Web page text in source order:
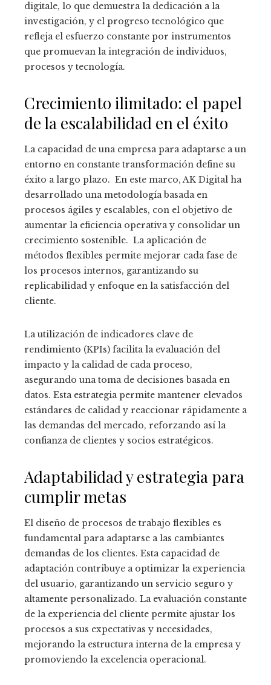
digitale, lo que demuestra la dedicación a la
investigación, y el progreso tecnológico que
refleja el esfuerzo constante por instrumentos
que promuevan la integración de individuos,
procesos y tecnología.
Crecimiento ilimitado: el papel
de la escalabilidad en el éxito
La capacidad de una empresa para adaptarse a un
entorno en constante transformación define su
éxito a largo plazo. En este marco, AK Digital ha
desarrollado una metodología basada en
procesos ágiles y escalables, con el objetivo de
aumentar la eficiencia operativa y consolidar un
crecimiento sostenible. La aplicación de
métodos flexibles permite mejorar cada fase de
los procesos internos, garantizando su
replicabilidad y enfoque en la satisfacción del
cliente.
La utilización de indicadores clave de
rendimiento (KPIs) facilita la evaluación del
impacto y la calidad de cada proceso,
asegurando una toma de decisiones basada en
datos. Esta estrategia permite mantener elevados
estándares de calidad y reaccionar rápidamente a
las demandas del mercado, reforzando así la
confianza de clientes y socios estratégicos.
Adaptabilidad y estrategia para
cumplir metas
El diseño de procesos de trabajo flexibles es
fundamental para adaptarse a las cambiantes
demandas de los clientes. Esta capacidad de
adaptación contribuye a optimizar la experiencia
del usuario, garantizando un servicio seguro y
altamente personalizado. La evaluación constante
de la experiencia del cliente permite ajustar los
procesos a sus expectativas y necesidades,
mejorando la estructura interna de la empresa y
promoviendo la excelencia operacional.